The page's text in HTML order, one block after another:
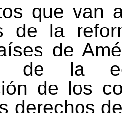
que van
de la
de
de la
de los
derechos